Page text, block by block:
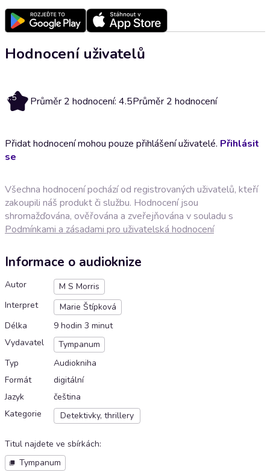
Hodnocení uživatelů
4.5 Průměr 2 hodnocení: 4.5Průměr 2 hodnocení
Přidat hodnocení mohou pouze přihlášení uživatelé. Přihlásit
se
Všechna hodnocení pochází od registrovaných uživatelů, kteří
zakoupili náš produkt či službu. Hodnocení jsou
shromažďována, ověřována a zveřejňována v souladu s
Podmínkami a zásadami pro uživatelská hodnocení
Informace o audioknize
Autor
M S Morris
Interpret
Marie Štípková
Délka
9 hodin 3 minut
Vydavatel
Tympanum
Typ
Audiokniha
Formát
digitální
Jazyk
čeština
Kategorie
Detektivky, thrillery
Titul najdete ve sbírkách:
Tympanum